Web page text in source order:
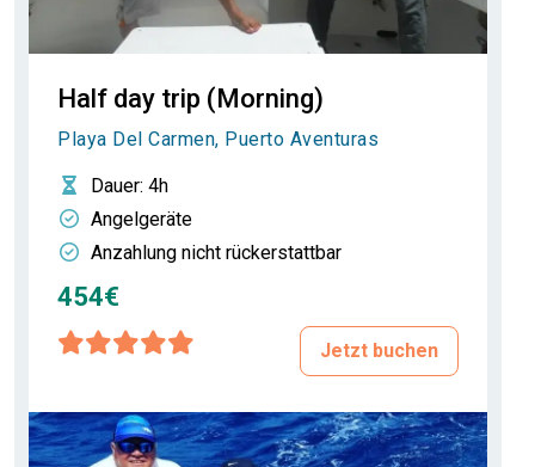
Half day trip (Morning)
Playa Del Carmen, Puerto Aventuras
Dauer: 4h
Angelgeräte
Anzahlung nicht rückerstattbar
454€
Jetzt buchen